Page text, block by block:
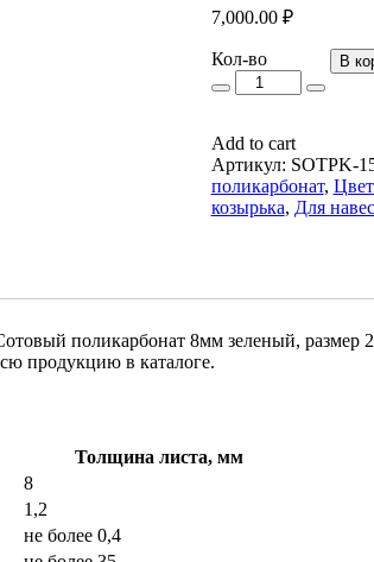
7,000.00 ₽
Кол-воКол-
В
Add to cart
Артикул: SOTPK-
поликарбонат,
козырька, Для
поликарбонат 8мм зеленый,
продукцию в каталоге.
Толщина листа, мм
8
1,2
не более 0,4